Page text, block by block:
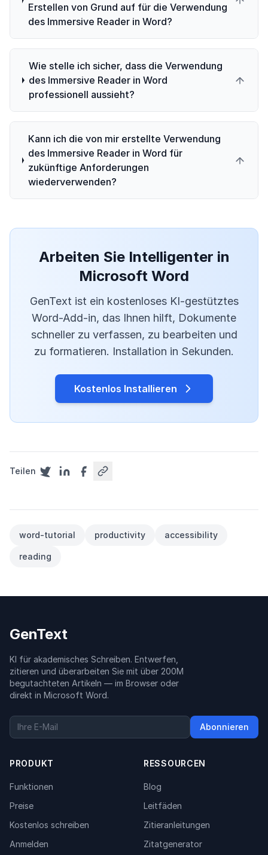
Erstellen von Grund auf für die Verwendung
des Immersive Reader in Word?
Wie stelle ich sicher, dass die Verwendung
des Immersive Reader in Word
professionell aussieht?
Kann ich die von mir erstellte Verwendung
des Immersive Reader in Word für
zukünftige Anforderungen
wiederverwenden?
Arbeiten Sie Intelligenter in
Microsoft Word
GenText ist ein kostenloses KI-gestütztes
Word-Add-in, das Ihnen hilft, Dokumente
schneller zu verfassen, zu bearbeiten und
zu formatieren. Installation in Sekunden.
Kostenlos Installieren
Teilen
word-tutorial productivity accessibility
reading
GenText
KI für akademisches Schreiben. Entwerfen,
zitieren und überarbeiten Sie mit über 200M
begutachteten Artikeln — im Browser oder
direkt in Microsoft Word.
Abonnieren
PRODUKT
Funktionen
Preise
Kostenlos schreiben
Anmelden
RESSOURCEN
Blog
Leitfäden
Zitieranleitungen
Zitatgenerator